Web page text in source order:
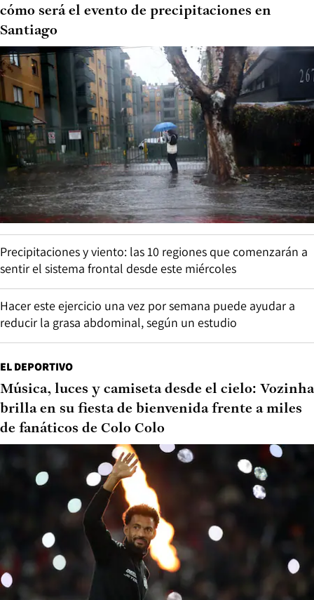
cómo será el evento de precipitaciones en
Santiago
Precipitaciones y viento: las 10 regiones que comenzarán a
sentir el sistema frontal desde este miércoles
Hacer este ejercicio una vez por semana puede ayudar a
reducir la grasa abdominal, según un estudio
EL DEPORTIVO
Música, luces y camiseta desde el cielo: Vozinha
brilla en su fiesta de bienvenida frente a miles
de fanáticos de Colo Colo